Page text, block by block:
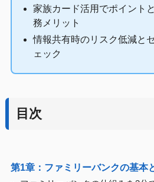
家族カード活用でポイント
務メリット
情報共有時のリスク低減と
ェック
目次
第1章：ファミリーバンクの基本